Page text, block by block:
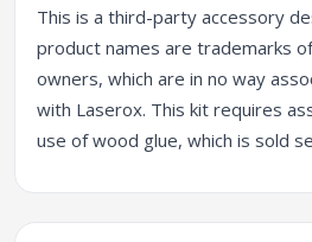
This is a third-party accessory
product names are trademarks
owners, which are in no way
with Laserox. This kit requires
use of wood glue, which is sold